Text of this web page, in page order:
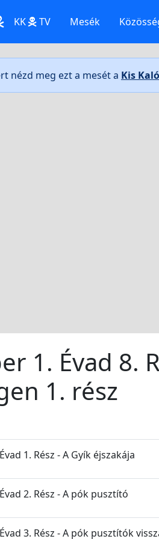
KK TV Mesék
nézd meg ezt a mesét a Kis
1. Évad 8.
1. rész
1. Rész - A Gyík éjszakája
2. Rész - A pók pusztító
3. Rész - A pók pusztítók